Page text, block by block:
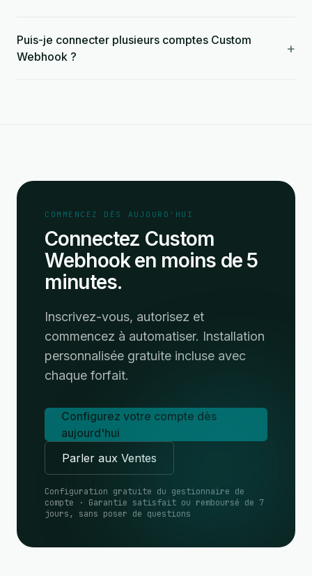
Puis-je connecter plusieurs comptes Custom
Webhook ?
+
COMMENCEZ DÈS AUJOURD'HUI
Connectez Custom
Webhook en moins de 5
minutes.
Inscrivez-vous, autorisez et
commencez à automatiser. Installation
personnalisée gratuite incluse avec
chaque forfait.
Configurez votre compte dès
aujourd'hui
Parler aux Ventes
Configuration gratuite du gestionnaire de
compte · Garantie satisfait ou remboursé de 7
jours, sans poser de questions